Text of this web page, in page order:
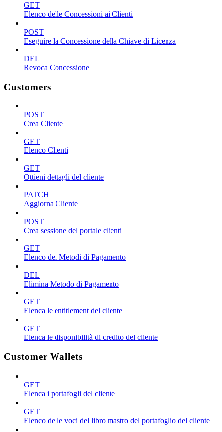
GET
Elenco delle Concessioni ai Clienti
POST
Eseguire la Concessione della Chiave di Licenza
DEL
Revoca Concessione
Customers
POST
Crea Cliente
GET
Elenco Clienti
GET
Ottieni dettagli del cliente
PATCH
Aggiorna Cliente
POST
Crea sessione del portale clienti
GET
Elenco dei Metodi di Pagamento
DEL
Elimina Metodo di Pagamento
GET
Elenca le entitlement del cliente
GET
Elenca le disponibilità di credito del cliente
Customer Wallets
GET
Elenca i portafogli del cliente
GET
Elenco delle voci del libro mastro del portafoglio del cliente